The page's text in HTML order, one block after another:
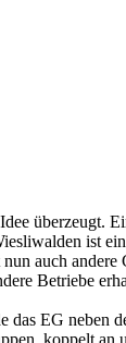
überzeugt.
ist
auch
Betriebe
EG
koppelt